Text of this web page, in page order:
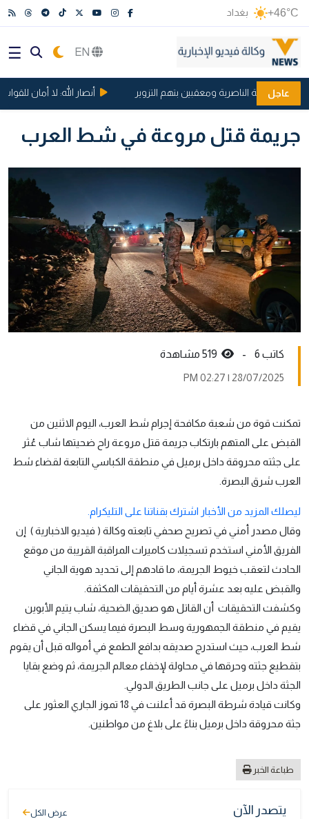
+46°C بغداد
عاجل
بلدية الناصرية ومعقبين بتهم التزوير أنصار الله: لا أمان
جريمة قتل مروعة في شط العرب
كاتب 6 -
28/07/2025 | 02:27 PM
تمكنت قوة من شعبة مكافحة إجرام شط العرب، اليوم الاثنين من
القبض على المتهم بارتكاب جريمة قتل مروعة راح ضحيتها شاب عُثر
على جثته محروقة داخل برميل في منطقة الكباسي التابعة لقضاء شط
العرب شرق البصرة.
ليصلك المزيد من الأخبار اشترك بقناتنا على التليكرام.
وقال مصدر أمني في تصريح صحفي تابعته وكالة ( فيديو الاخبارية ) إن
الفريق الأمني استخدم تسجيلات كاميرات المراقبة القريبة من موقع
الحادث لتعقب خيوط الجريمة، ما قادهم إلى تحديد هوية الجاني
والقبض عليه بعد عشرة أيام من التحقيقات المكثفة.
وكشفت التحقيقات أن القاتل هو صديق الضحية، شاب يتيم الأبوين
يقيم في منطقة الجمهورية وسط البصرة فيما يسكن الجاني في قضاء
شط العرب، حيث استدرج صديقه بدافع الطمع في أمواله قبل أن يقوم
بتقطيع جثته وحرقها في محاولة لإخفاء معالم الجريمة، ثم وضع بقايا
الجثة داخل برميل على جانب الطريق الدولي.
وكانت قيادة شرطة البصرة قد أعلنت في 18 تموز الجاري العثور على
جثة محروقة داخل برميل بناءً على بلاغ من مواطنين.
طباعة الخبر
يتصدر الآن عرض الكل